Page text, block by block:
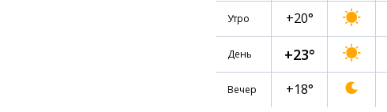
Утро +20°
День +23°
Вечер +18°